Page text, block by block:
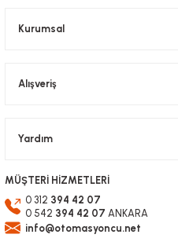
Kurumsal
Alışveriş
Yardım
MÜŞTERİ HİZMETLERİ
0 312 394 42 07
0 542 394 42 07 ANKARA
info@otomasyoncu.net